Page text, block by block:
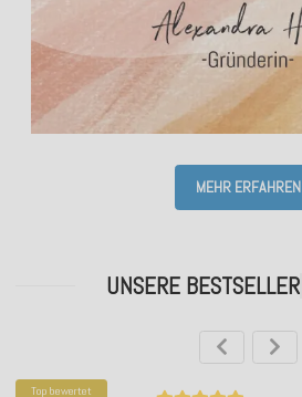
UNSERE BESTSELLER
Top bewertet
MEHR ERFAHREN